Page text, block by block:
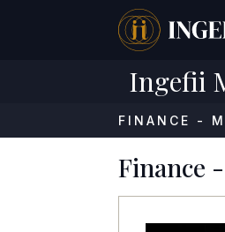
Ingefii
FINANCE -
Finance